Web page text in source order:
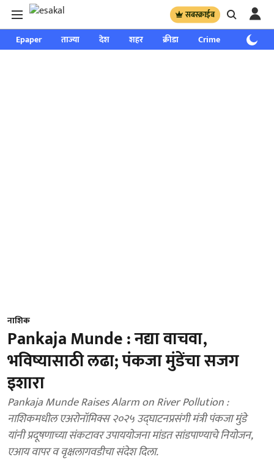
सबस्क्राईब
Epaper ताज्या देश शहर क्रीडा Crime साप्ताहिक
नाशिक
Pankaja Munde : नद्या वाचवा,
भविष्यासाठी लढा; पंकजा मुंडेंचा सजग
इशारा
Pankaja Munde Raises Alarm on River Pollution :
नाशिकमधील एअरोनॉमिक्स २०२५ उद्घाटनप्रसंगी मंत्री पंकजा मुंडे
यांनी प्रदूषणाच्या संकटावर उपाययोजना मांडत सांडपाण्याचे नियोजन,
एआय वापर व वृक्षलागवडीचा संदेश दिला.